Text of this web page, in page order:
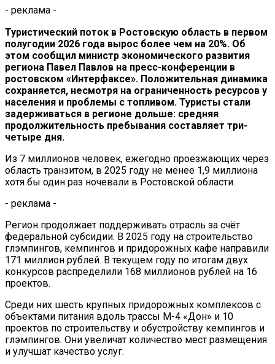
- реклама -
Туристический поток в Ростовскую область в первом
полугодии 2026 года вырос более чем на 20%. Об
этом сообщил министр экономического развития
региона Павел Павлов на пресс-конференции в
ростовском «Интерфаксе». Положительная динамика
сохраняется, несмотря на ограниченность ресурсов у
населения и проблемы с топливом. Туристы стали
задерживаться в регионе дольше: средняя
продолжительность пребывания составляет три-
четыре дня.
Из 7 миллионов человек, ежегодно проезжающих через
область транзитом, в 2025 году не менее 1,9 миллиона
хотя бы один раз ночевали в Ростовской области.
- реклама -
Регион продолжает поддерживать отрасль за счёт
федеральной субсидии. В 2025 году на строительство
глэмпингов, кемпингов и придорожных кафе направили
171 миллион рублей. В текущем году по итогам двух
конкурсов распределили 168 миллионов рублей на 16
проектов.
Среди них шесть крупных придорожных комплексов с
объектами питания вдоль трассы М-4 «Дон» и 10
проектов по строительству и обустройству кемпингов и
глэмпингов. Они увеличат количество мест размещения
и улучшат качество услуг.